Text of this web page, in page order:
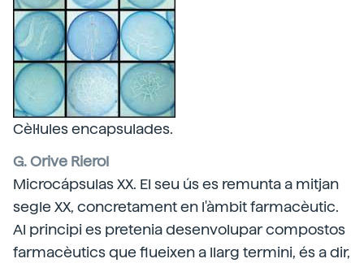
Cèl·lules encapsulades.
G. Orive Rierol
Microcápsulas XX. El seu ús es remunta a mitjan
segle XX, concretament en l'àmbit farmacèutic.
Al principi es pretenia desenvolupar compostos
farmacèutics que flueixen a llarg termini, és a dir,